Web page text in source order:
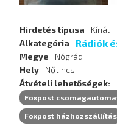
Hirdetés típusa
Kínál
Alkategória
Rádiók
Megye
Nógrád
Hely
Nőtincs
Átvételi lehetőségek
Foxpost
Foxpost házhozszállítás